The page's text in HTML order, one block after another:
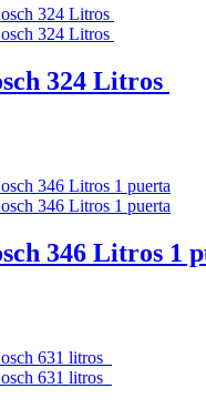
324 Litros
346 Litros 1